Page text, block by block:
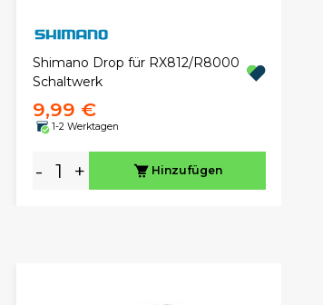
Shimano Drop für RX812/R8000
Schaltwerk
9,99 €
1-2 Werktagen
- + Hinzufügen